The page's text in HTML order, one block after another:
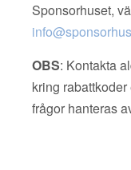
Sponsorhuset,
OBS: Kontakta
kring
frågor hanteras